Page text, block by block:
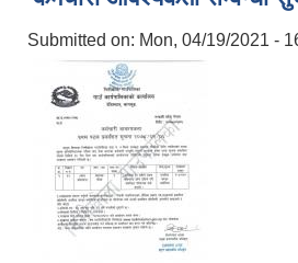
Submitted on: Mon, 04/19/2021 -